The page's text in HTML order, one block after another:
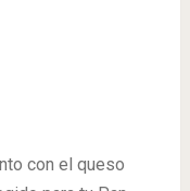
con el queso